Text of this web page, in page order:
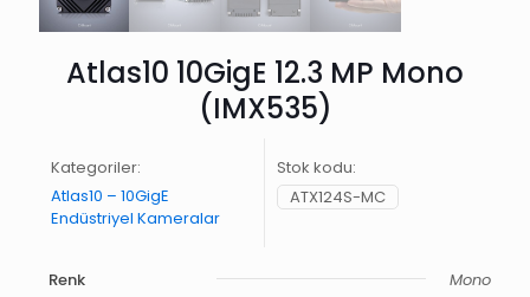
Atlas10 10GigE 12.3 MP Mono
(IMX535)
Kategoriler:
Atlas10 – 10GigE
Endüstriyel Kameralar
Stok kodu:
ATX124S-MC
Renk
Mono